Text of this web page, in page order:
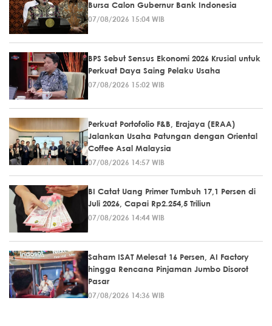
Bursa Calon Gubernur Bank Indonesia
07/08/2026 15:04 WIB
BPS Sebut Sensus Ekonomi 2026 Krusial untuk
Perkuat Daya Saing Pelaku Usaha
07/08/2026 15:02 WIB
Perkuat Portofolio F&B, Erajaya (ERAA)
Jalankan Usaha Patungan dengan Oriental
Coffee Asal Malaysia
07/08/2026 14:57 WIB
BI Catat Uang Primer Tumbuh 17,1 Persen di
Juli 2026, Capai Rp2.254,5 Triliun
07/08/2026 14:44 WIB
Saham ISAT Melesat 16 Persen, AI Factory
hingga Rencana Pinjaman Jumbo Disorot
Pasar
07/08/2026 14:36 WIB